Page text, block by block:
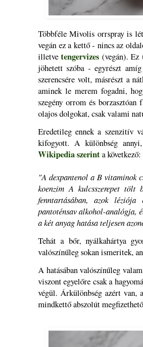
Többféle Mivolis orrspray is
vegán ez a kettő - nincs az
illetvetengervizes (vegán). Ez
jöhetett szóba - egyrészt
szerencsére volt, másrészt a
aminek le merem fogadni,
szegény orrom és
olajos dolgokat, csak valami
Eredetileg ennek a szenzitív
kifogyott. A különbség
Wikipedia szerinta következő:
"A dexpantenol a B vitaminok
koenzim A kulcsszerepet
fenntartásában, azok léziója
pantoténsav alkohol-analógja,
a két anyag hatása teljesen
Tehát a bőr, nyálkahártya
valószínűleg sokan ismeritek,
A hatásában valószínűleg
viszont egyelőre csak a
végül. Árkülönbség azért van,
mindkettő abszolút